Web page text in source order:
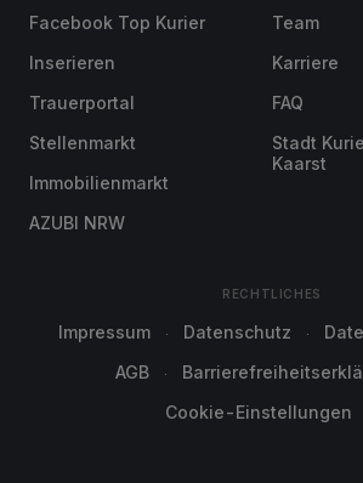
Facebook Top Kurier
Inserieren
Trauerportal
Stellenmarkt
Immobilienmarkt
AZUBI NRW
Team
Karriere
FAQ
Stadt
Kaarst
RECHTLICHES
Impressum Datenschutz
AGB
Cookie-Einstellungen